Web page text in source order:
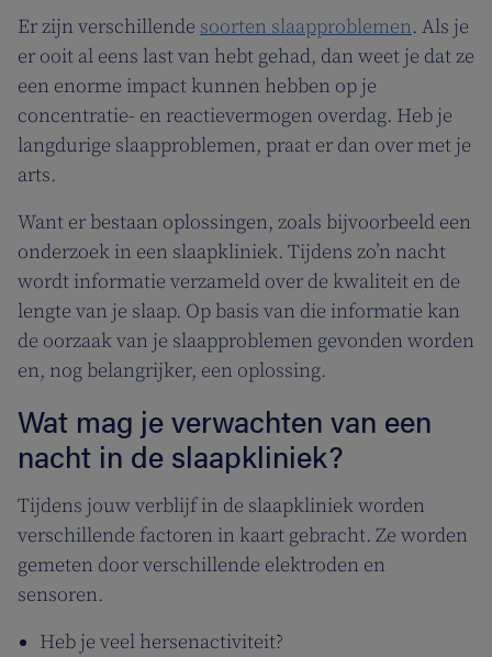
Er zijn verschillende soorten slaapproblemen. Als je
er ooit al eens last van hebt gehad, dan weet je dat ze
een enorme impact kunnen hebben op je
concentratie- en reactievermogen overdag. Heb je
langdurige slaapproblemen, praat er dan over met je
arts.
Want er bestaan oplossingen, zoals bijvoorbeeld een
onderzoek in een slaapkliniek. Tijdens zo’n nacht
wordt informatie verzameld over de kwaliteit en de
lengte van je slaap. Op basis van die informatie kan
de oorzaak van je slaapproblemen gevonden worden
en, nog belangrijker, een oplossing.
Wat mag je verwachten van een
nacht in de slaapkliniek?
Tijdens jouw verblijf in de slaapkliniek worden
verschillende factoren in kaart gebracht. Ze worden
gemeten door verschillende elektroden en
sensoren.
Heb je veel hersenactiviteit?